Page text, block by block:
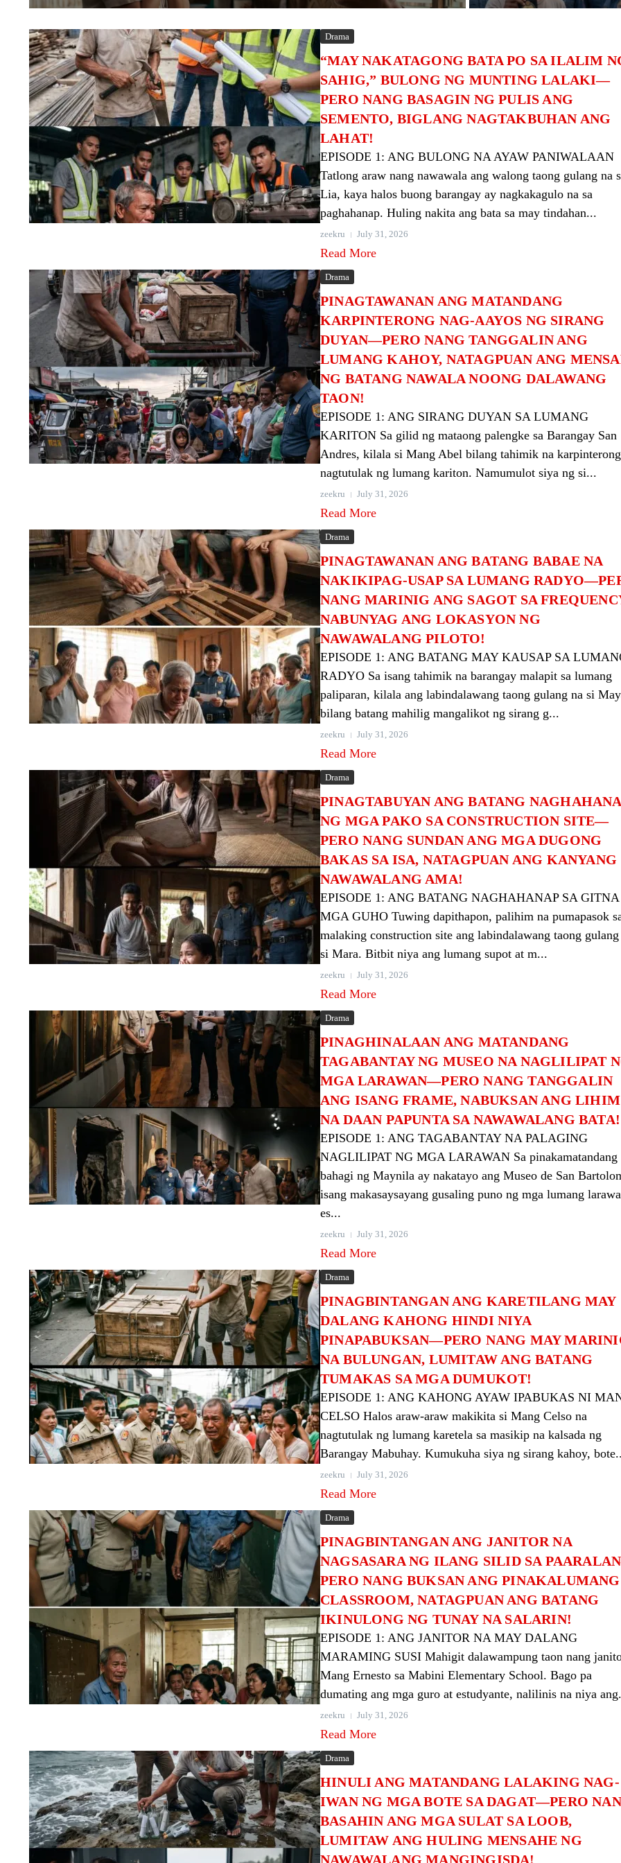
Drama
“MAY NAKATAGONG BATA PO SA ILALIM
SAHIG,” BULONG NG MUNTING LALAKI—
PERO NANG BASAGIN NG PULIS ANG
SEMENTO, BIGLANG NAGTAKBUHAN ANG
LAHAT!
EPISODE 1: ANG BULONG NA AYAW PANIWALAAN
Tatlong araw nang nawawala ang walong taong gulang na
Lia, kaya halos buong barangay ay nagkakagulo na sa
paghahanap. Huling nakita ang bata sa may tindahan...
zeekru July 31, 2026
Read More
Drama
PINAGTAWANAN ANG MATANDANG
KARPINTERONG NAG-AAYOS NG SIRANG
DUYAN—PERO NANG TANGGALIN ANG
LUMANG KAHOY, NATAGPUAN ANG
NG BATANG NAWALA NOONG DALAWANG
TAON!
EPISODE 1: ANG SIRANG DUYAN SA LUMANG
KARITON Sa gilid ng mataong palengke sa Barangay San
Andres, kilala si Mang Abel bilang tahimik na karpinterong
nagtutulak ng lumang kariton. Namumulot siya ng si...
zeekru July 31, 2026
Read More
Drama
PINAGTAWANAN ANG BATANG BABAE NA
NAKIKIPAG-USAP SA LUMANG
NANG MARINIG ANG SAGOT SA
NABUNYAG ANG LOKASYON NG
NAWAWALANG PILOTO!
EPISODE 1: ANG BATANG MAY KAUSAP SA
RADYO Sa isang tahimik na barangay malapit sa lumang
paliparan, kilala ang labindalawang taong gulang na si
bilang batang mahilig mangalikot ng sirang g...
zeekru July 31, 2026
Read More
Drama
PINAGTABUYAN ANG BATANG
NG MGA PAKO SA CONSTRUCTION SITE—
PERO NANG SUNDAN ANG MGA DUGONG
BAKAS SA ISA, NATAGPUAN ANG KANYANG
NAWAWALANG AMA!
EPISODE 1: ANG BATANG NAGHAHANAP SA
MGA GUHO Tuwing dapithapon, palihim na pumapasok
malaking construction site ang labindalawang taong gulang
si Mara. Bitbit niya ang lumang supot at m...
zeekru July 31, 2026
Read More
Drama
PINAGHINALAAN ANG MATANDANG
TAGABANTAY NG MUSEO NA NAGLILIPAT
MGA LARAWAN—PERO NANG TANGGALIN
ANG ISANG FRAME, NABUKSAN ANG LIHIM
NA DAAN PAPUNTA SA NAWAWALANG BATA!
EPISODE 1: ANG TAGABANTAY NA PALAGING
NAGLILIPAT NG MGA LARAWAN Sa pinakamatandang
bahagi ng Maynila ay nakatayo ang Museo de San
isang makasaysayang gusaling puno ng mga lumang
es...
zeekru July 31, 2026
Read More
Drama
PINAGBINTANGAN ANG KARETILANG MAY
DALANG KAHONG HINDI NIYA
PINAPABUKSAN—PERO NANG MAY
NA BULUNGAN, LUMITAW ANG BATANG
TUMAKAS SA MGA DUMUKOT!
EPISODE 1: ANG KAHONG AYAW IPABUKAS NI
CELSO Halos araw-araw makikita si Mang Celso na
nagtutulak ng lumang karetela sa masikip na kalsada ng
Barangay Mabuhay. Kumukuha siya ng sirang kahoy,
zeekru July 31, 2026
Read More
Drama
PINAGBINTANGAN ANG JANITOR NA
NAGSASARA NG ILANG SILID SA
PERO NANG BUKSAN ANG PINAKALUMANG
CLASSROOM, NATAGPUAN ANG BATANG
IKINULONG NG TUNAY NA SALARIN!
EPISODE 1: ANG JANITOR NA MAY DALANG
MARAMING SUSI Mahigit dalawampung taon nang
Mang Ernesto sa Mabini Elementary School. Bago pa
dumating ang mga guro at estudyante, nalilinis na niya
zeekru July 31, 2026
Read More
Drama
HINULI ANG MATANDANG LALAKING NAG-
IWAN NG MGA BOTE SA DAGAT—PERO
BASAHIN ANG MGA SULAT SA LOOB,
LUMITAW ANG HULING MENSAHE NG
NAWAWALANG MANGINGISDA!